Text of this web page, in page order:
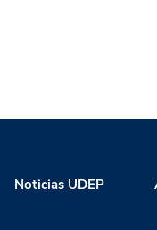
Noticias UDEP